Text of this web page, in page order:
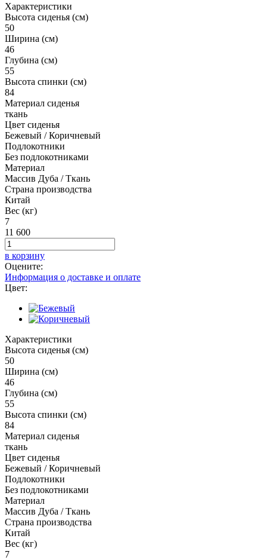
Характеристики
Высота сиденья (см)
50
Ширина (см)
46
Глубина (см)
55
Высота спинки (см)
84
Материал сиденья
ткань
Цвет сиденья
Бежевый / Коричневый
Подлокотники
Без подлокотниками
Материал
Массив Дуба / Ткань
Страна производства
Китай
Вес (кг)
7
11 600
в корзину
Оцените:
Информация о доставке и оплате
Цвет:
Характеристики
Высота сиденья (см)
50
Ширина (см)
46
Глубина (см)
55
Высота спинки (см)
84
Материал сиденья
ткань
Цвет сиденья
Бежевый / Коричневый
Подлокотники
Без подлокотниками
Материал
Массив Дуба / Ткань
Страна производства
Китай
Вес (кг)
7